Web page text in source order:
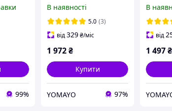
99%
розмір M коричнева
Bonro Tourist / Валізи
дорожні з
телескопічною ручкою
В наявності
5.0 (3)
від329₴/міс
1 972₴
Купити
YOMAYO 97%
міцна
В
від
1 497₴